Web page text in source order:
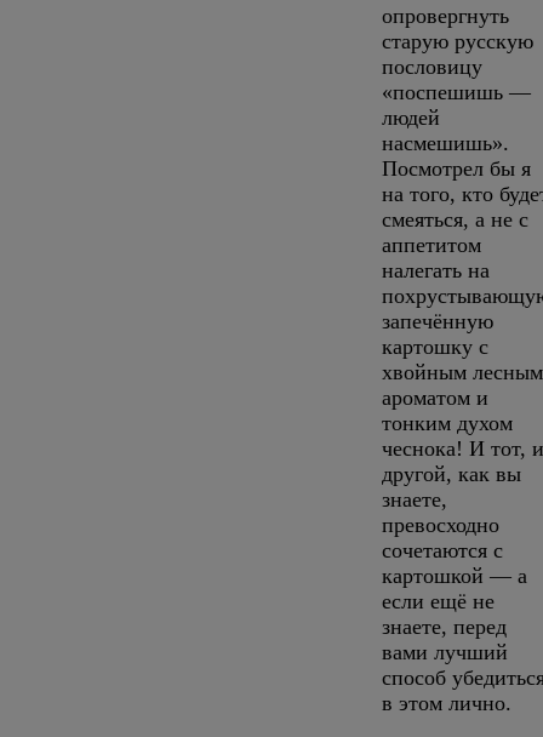
опровергнуть
старую русскую
пословицу
«поспешишь —
людей
насмешишь».
Посмотрел бы я
на того, кто
смеяться, а не с
аппетитом
налегать на
запечённую
картошку с
хвойным лесным
ароматом и
тонким духом
чеснока! И тот, и
другой, как вы
знаете,
превосходно
сочетаются с
картошкой — а
если ещё не
знаете, перед
вами лучший
способ
в этом лично.